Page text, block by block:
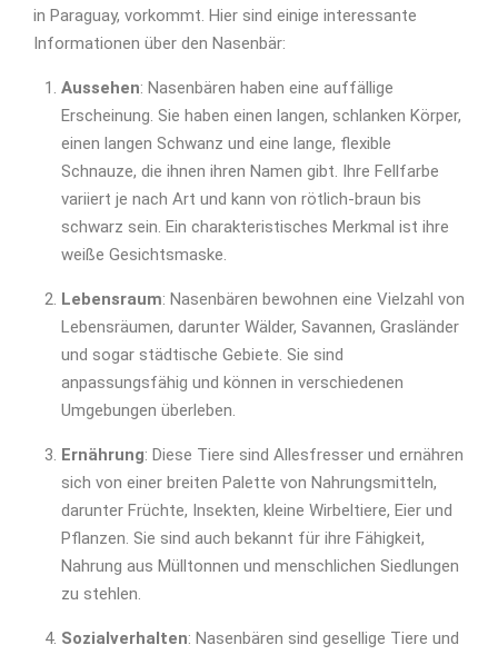
in Paraguay, vorkommt. Hier sind einige interessante
Informationen über den Nasenbär:
Aussehen: Nasenbären haben eine auffällige
Erscheinung. Sie haben einen langen, schlanken Körper,
einen langen Schwanz und eine lange, flexible
Schnauze, die ihnen ihren Namen gibt. Ihre Fellfarbe
variiert je nach Art und kann von rötlich-braun bis
schwarz sein. Ein charakteristisches Merkmal ist ihre
weiße Gesichtsmaske.
Lebensraum: Nasenbären bewohnen eine Vielzahl von
Lebensräumen, darunter Wälder, Savannen, Grasländer
und sogar städtische Gebiete. Sie sind
anpassungsfähig und können in verschiedenen
Umgebungen überleben.
Ernährung: Diese Tiere sind Allesfresser und ernähren
sich von einer breiten Palette von Nahrungsmitteln,
darunter Früchte, Insekten, kleine Wirbeltiere, Eier und
Pflanzen. Sie sind auch bekannt für ihre Fähigkeit,
Nahrung aus Mülltonnen und menschlichen Siedlungen
zu stehlen.
Sozialverhalten: Nasenbären sind gesellige Tiere und